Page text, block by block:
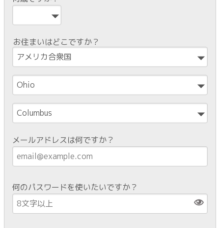
お住まいはどこですか？
メールアドレスは何ですか？
何のパスワードを使いたいですか？